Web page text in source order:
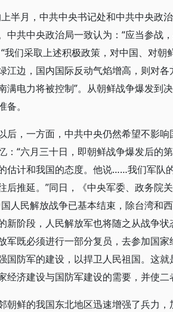
半月，中共中央书记处和中共中央政
中共中央政治局一致认为：“应当参战
我们采取上述积极政策，对中国、对
江边，国内国际反动气焰增高，则对
满电力将被控制”。从朝鲜战争爆发到
。
后，一方面，中共中央仍然希望不影
：“六月三十日，即朝鲜战争爆发后的
估计和我国的态度。他说……我们军队
后推延。”同日，《中央军委、政务院
人民解放战争已基本结束，除台湾和
新阶段，人民解放军也将随之从战争
军既必须进行一部分复员，去参加国
国防军的建设，以捍卫人民祖国。这
经济建设与国防军建设的需要，并使二
朝鲜的我国东北地区迅速增强了兵力